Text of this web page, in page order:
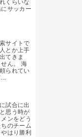
くらいな
サッカー
サイトで
とか上手
てきま
ん。 海
られてい
試合に出
思う時が
ンをどう
のチーム
はり勝利